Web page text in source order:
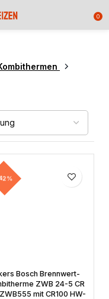
0
Bosch Brennwert-
ZWB 24-5 CR
mit CR100 HW-